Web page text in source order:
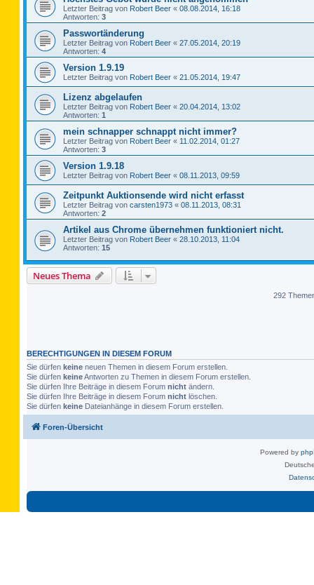
Letzter Beitrag von Robert Beer « 08.08.2014, 16:18
Antworten: 3
Passwortänderung
Letzter Beitrag von Robert Beer « 27.05.2014, 20:19
Antworten: 4
Version 1.9.19
Letzter Beitrag von Robert Beer « 21.05.2014, 19:47
Lizenz abgelaufen
Letzter Beitrag von Robert Beer « 20.04.2014, 13:02
Antworten: 1
mein schnapper schnappt nicht immer?
Letzter Beitrag von Robert Beer « 11.02.2014, 01:27
Antworten: 3
Version 1.9.18
Letzter Beitrag von Robert Beer « 08.11.2013, 09:59
Zeitpunkt Auktionsende wird nicht erfasst
Letzter Beitrag von carsten1973 « 08.11.2013, 08:31
Antworten: 2
Artikel aus Chrome übernehmen funktioniert nicht.
Letzter Beitrag von Robert Beer « 28.10.2013, 11:04
Antworten: 15
Neues Thema
292
BERECHTIGUNGEN IN DIESEM FORUM
Sie dürfen keine neuen Themen in diesem Forum erstellen.
Sie dürfen keineAntworten zu Themen in diesem Forum erstellen.
Sie dürfen Ihre Beiträge in diesem Forum nicht ändern.
Sie dürfen Ihre Beiträge in diesem Forum nicht löschen.
Sie dürfen keine Dateianhänge in diesem Forum erstellen.
Foren-Übersicht
Powered by